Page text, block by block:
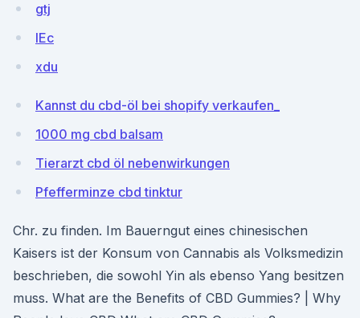
gtj
IEc
xdu
Kannst du cbd-öl bei shopify verkaufen_
1000 mg cbd balsam
Tierarzt cbd öl nebenwirkungen
Pfefferminze cbd tinktur
Chr. zu finden. Im Bauerngut eines chinesischen
Kaisers ist der Konsum von Cannabis als Volksmedizin
beschrieben, die sowohl Yin als ebenso Yang besitzen
muss. What are the Benefits of CBD Gummies? | Why